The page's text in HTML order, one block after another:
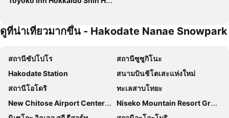
ดูที่น่าเที่ยวมากขึ้น - Hakodate Nanae Snowpark
สถานีซัปโปโร
สถานีซูซูกิโนะ
Hakodate Station
สนามบินชิโตเสะแห่งใหม่
สถานีโอโดริ
ทะเลสาบโทยะ
New Chitose Airport Center Plaza
Niseko Mountain Resort Gran Hirafu Ski